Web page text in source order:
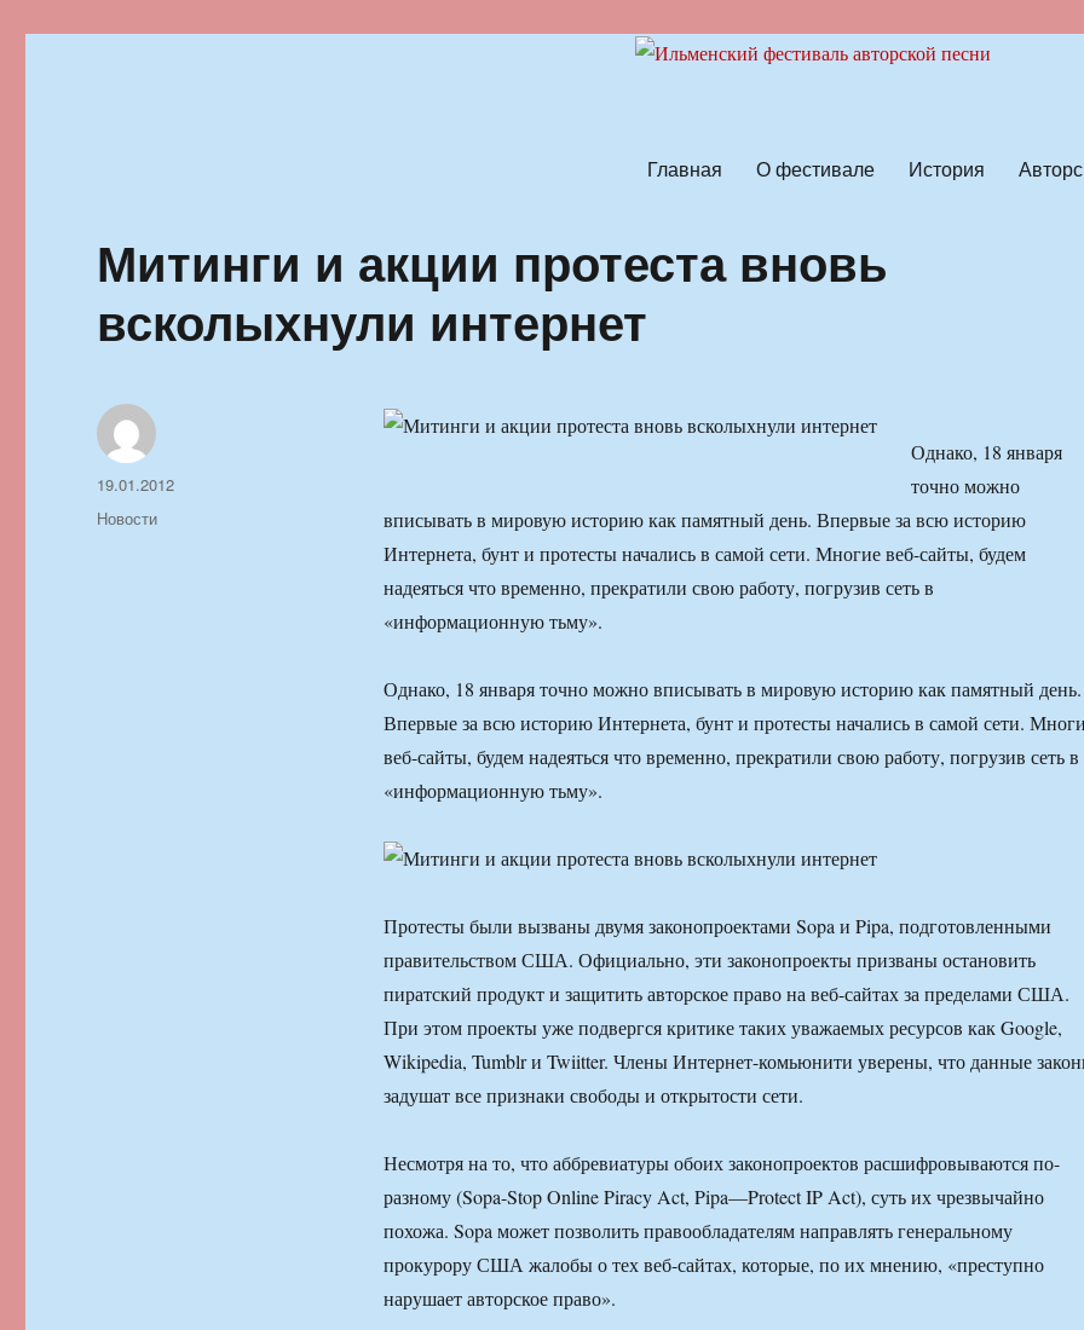
Главная О фестивале История
Митинги и акции протеста вновь
всколыхнули интернет
Однако, 18 января
точно можно
вписывать в мировую историю как памятный день. Впервые за всю историю
Интернета, бунт и протесты начались в самой сети. Многие веб-сайты, будем
надеяться что временно, прекратили свою работу, погрузив сеть в
«информационную тьму».
Однако, 18 января точно можно вписывать в мировую историю как памятный день.
Впервые за всю историю Интернета, бунт и протесты начались в самой сети.
веб-сайты, будем надеяться что временно, прекратили свою работу, погрузив сеть в
«информационную тьму».
Протесты были вызваны двумя законопроектами Sopa и Pipa, подготовленными
правительством США. Официально, эти законопроекты призваны остановить
пиратский продукт и защитить авторское право на веб-сайтах за пределами США.
При этом проекты уже подвергся критике таких уважаемых ресурсов как Google,
Wikipedia, Tumblr и Twiitter. Члены Интернет-комьюнити уверены, что данные
задушат все признаки свободы и открытости сети.
Несмотря на то, что аббревиатуры обоих законопроектов расшифровываются по-
разному (Sopa-Stop Online Piracy Act, Pipa—Protect IP Act), суть их чрезвычайно
похожа. Sopa может позволить правообладателям направлять генеральному
прокурору США жалобы о тех веб-сайтах, которые, по их мнению, «преступно
нарушает авторское право».
Автор
Опубликовано
19.01.2012
Рубрики
Новости